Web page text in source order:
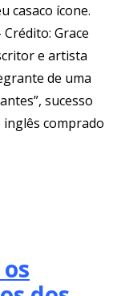
casaco ícone.
Crédito: Grace
e artista
de uma
sucesso
comprado